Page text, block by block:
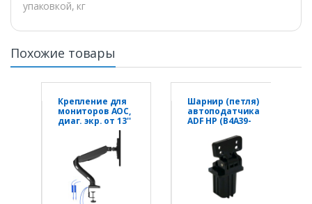
упаковкой, кг
Похожие товары
Крепление для
мониторов AOC,
диаг. экр. от 13''
до 31,5'', 2-9 кг.
USB-hub AS110DX
Шарнир (петля)
автоподатчика
ADF HP (B4A39-